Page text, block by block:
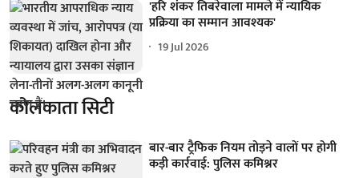
'हरि शंकर तिबरेवाला मामले में न्यायिक
प्रक्रिया का सम्मान आवश्यक'
19 Jul 2026
कोलकाता सिटी
बार-बार ट्रैफिक नियम तोड़ने वालों पर होगी
कड़ी कार्रवाई: पुलिस कमिश्नर